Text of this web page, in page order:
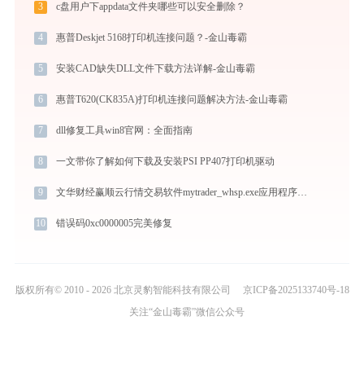
3 c盘用户下appdata文件夹哪些可以安全删除？
4 惠普Deskjet 5168打印机连接问题？-金山毒霸
5 安装CAD缺失DLL文件下载方法详解-金山毒霸
6 惠普T620(CK835A)打印机连接问题解决方法-金山毒霸
7 dll修复工具win8官网：全面指南
8 一文带你了解如何下载及安装PSI PP407打印机驱动
9 文华财经赢顺云行情交易软件mytrader_whsp.exe应用程序错误0xc000007b解决方法
10 错误码0xc0000005完美修复
版权所有© 2010 - 2026 北京灵豹智能科技有限公司
京ICP备2025133740号-18
关注“金山毒霸”微信公众号